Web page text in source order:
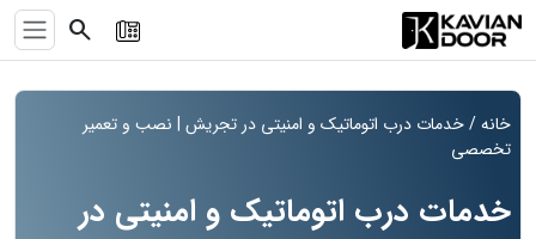
search
خانه/ خدمات درب اتوماتیک و امنیتی در تجریش | نصب و تعمیر
تخصصی
خدمات درب اتوماتیک و امنیتی در